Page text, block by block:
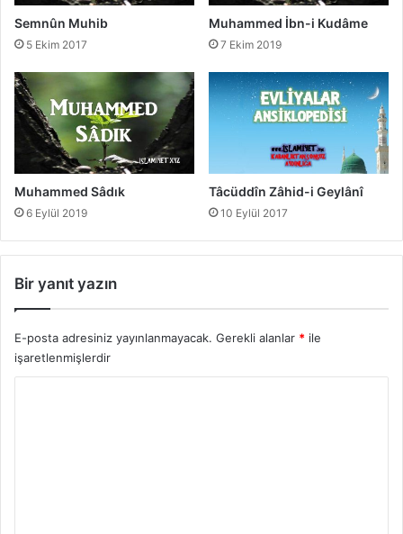
Semnûn Muhib
5 Ekim 2017
Muhammed İbn-i Kudâme
7 Ekim 2019
Muhammed Sâdık
6 Eylül 2019
Tâcüddîn Zâhid-i Geylânî
10 Eylül 2017
Bir yanıt yazın
E-posta adresiniz yayınlanmayacak. Gerekli alanlar * ile
işaretlenmişlerdir